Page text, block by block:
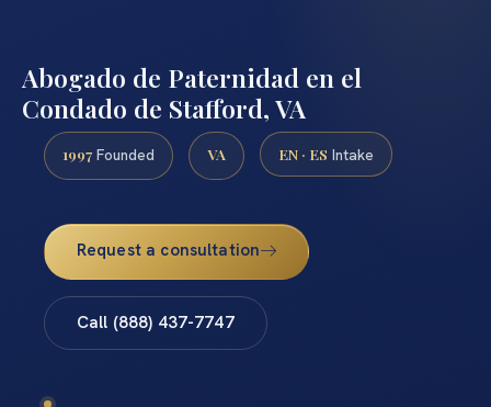
Abogado de Paternidad en el
Condado de Stafford, VA
1997 Founded VA EN · ES Intake
Request a consultation
Call (888) 437-7747